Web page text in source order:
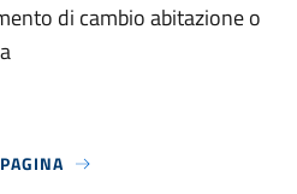
di cambio abitazione o